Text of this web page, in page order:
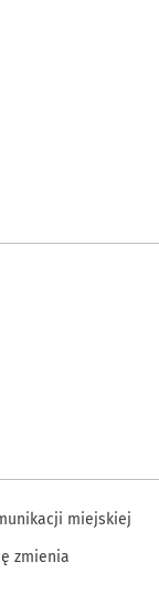
miejskiej
zmienia